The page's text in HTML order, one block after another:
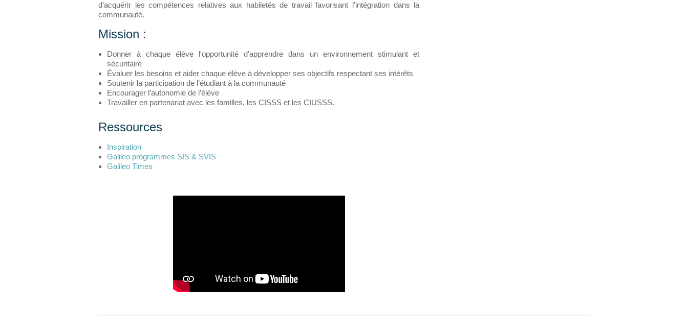
d’acquérir les compétences relatives aux habiletés de travail favorisant l’intégration dans la
communauté.
Mission :
Donner à chaque élève l'opportunité d'apprendre dans un environnement stimulant et
sécuritaire
Évaluer les besoins et aider chaque élève à développer ses objectifs respectant ses intérêts
Soutenir la participation de l’étudiant à la communauté
Encourager l’autonomie de l’élève
Travailler en partenariat avec les familles, les CISSS et les CIUSSS.
Ressources
Inspiration
Galileo programmes SIS & SVIS
Galileo Times